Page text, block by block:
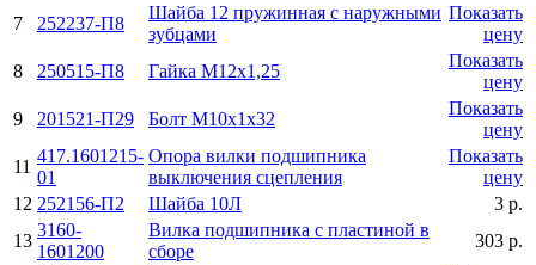
7
252237-П8
Шайба 12 пружинная с наружными
зубцами
Показать
цену
8
250515-П8 Гайка М12х1,25
Показать
цену
9
201521-П29 Болт М10х1х32
Показать
цену
11
417.1601215-
01
Опора вилки подшипника
выключения сцепления
Показать
цену
12 252156-П2 Шайба 10Л
3 р.
13
3160-
1601200
Вилка подшипника с пластиной в
сборе
303 р.